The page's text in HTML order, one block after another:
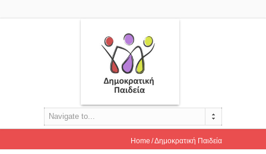
Navigate to...
Home Δημοκρατική Παιδεία